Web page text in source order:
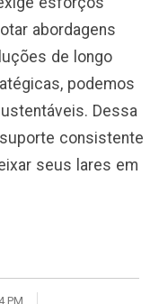
abordagens
de longo
podemos
Dessa
consistente
seus lares em
PM